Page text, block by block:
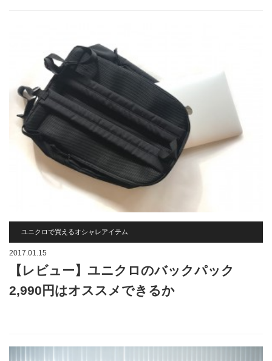
ユニクロで買えるオシャレアイテム
2017.01.15
【レビュー】ユニクロのバックパック
2,990円はオススメできるか